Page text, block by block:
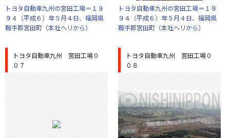
トヨタ自動車九州の宮田工場＝１９
９４（平成６）年５月４日、福岡県
鞍手郡宮田町（本社ヘリから）
トヨタ自動車九州の宮田工場＝１９
９４（平成６）年５月４日、福岡県
鞍手郡宮田町（本社ヘリから）
トヨタ自動車九州 宮田工場０
０７
トヨタ自動車九州 宮田工場０
０８